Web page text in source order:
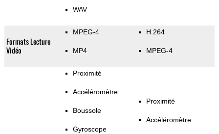
WAV
Formats Lecture
Vidéo
MPEG-4
MP4
H.264
MPEG-4
Proximité
Accéléromètre
Boussole
Gyroscope
Proximité
Accéléromètre